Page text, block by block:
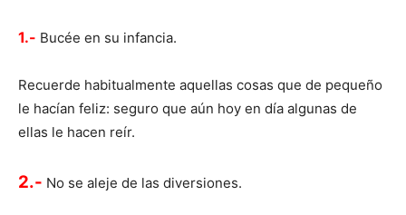
1.- Bucée en su infancia.
Recuerde habitualmente aquellas cosas que de pequeño
le hacían feliz: seguro que aún hoy en día algunas de
ellas le hacen reír.
2.- No se aleje de las diversiones.